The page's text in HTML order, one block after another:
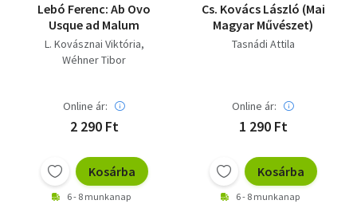
Lebó Ferenc: Ab Ovo
Usque ad Malum
L. Kovásznai Viktória
Wéhner Tibor
Online ár:
2 290 Ft
Kosárba
6 - 8 munkanap
Cs. Kovács László (Mai
Magyar Művészet)
Tasnádi Attila
Online ár:
1 290 Ft
Kosárba
6 - 8 munkanap